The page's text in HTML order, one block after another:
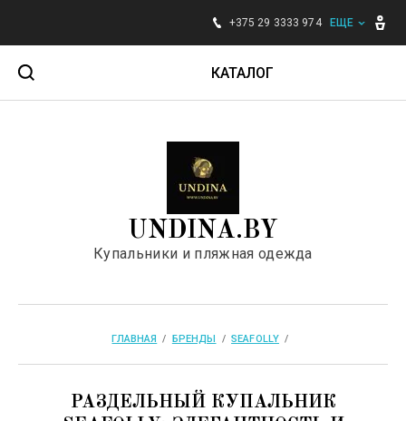
+375 29 3333 974 ЕЩЕ
КАТАЛОГ
UNDINA.BY
Купальники и пляжная одежда
ГЛАВНАЯ
  /
БРЕНДЫ
  /
SEAFOLLY
  /
РАЗДЕЛЬНЫЙ КУПАЛЬНИК